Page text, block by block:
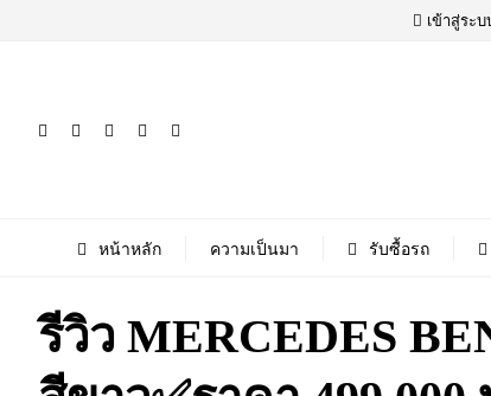
เข้าสู่ระบ
หน้าหลัก ความเป็นมา รับซื้อรถ
รีวิว MERCEDES